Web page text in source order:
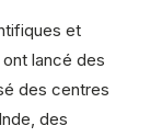
et
lancé des
des centres
des